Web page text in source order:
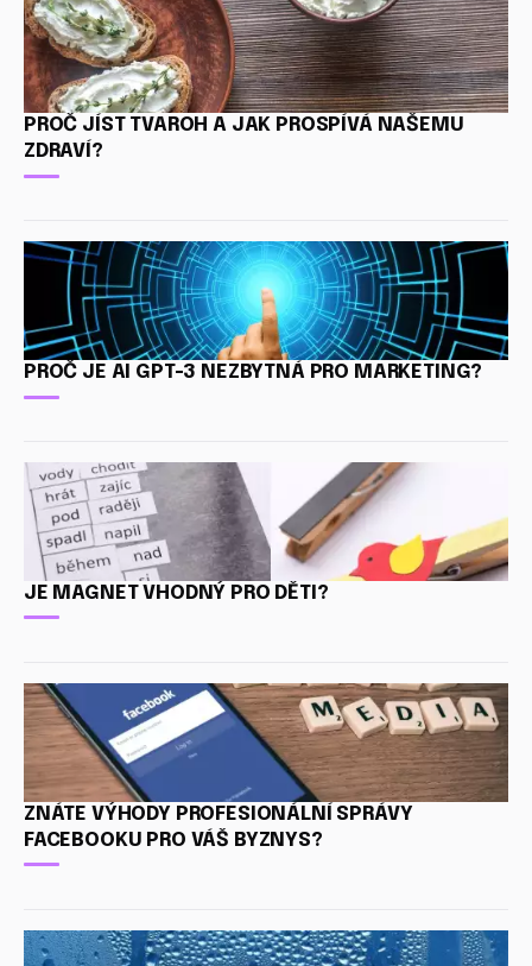
PROČ JÍST TVAROH A JAK PROSPÍVÁ NAŠEMU
ZDRAVÍ?
PROČ JE AI GPT-3 NEZBYTNÁ PRO MARKETING?
JE MAGNET VHODNÝ PRO DĚTI?
ZNÁTE VÝHODY PROFESIONÁLNÍ SPRÁVY
FACEBOOKU PRO VÁŠ BYZNYS?